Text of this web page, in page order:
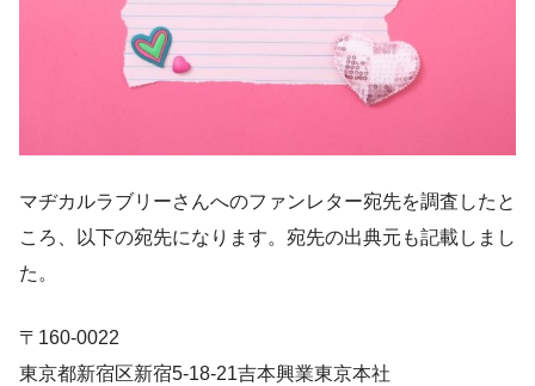
マヂカルラブリーさんへのファンレター宛先を調査したと
ころ、以下の宛先になります。宛先の出典元も記載しまし
た。
〒160-0022
東京都新宿区新宿5-18-21吉本興業東京本社